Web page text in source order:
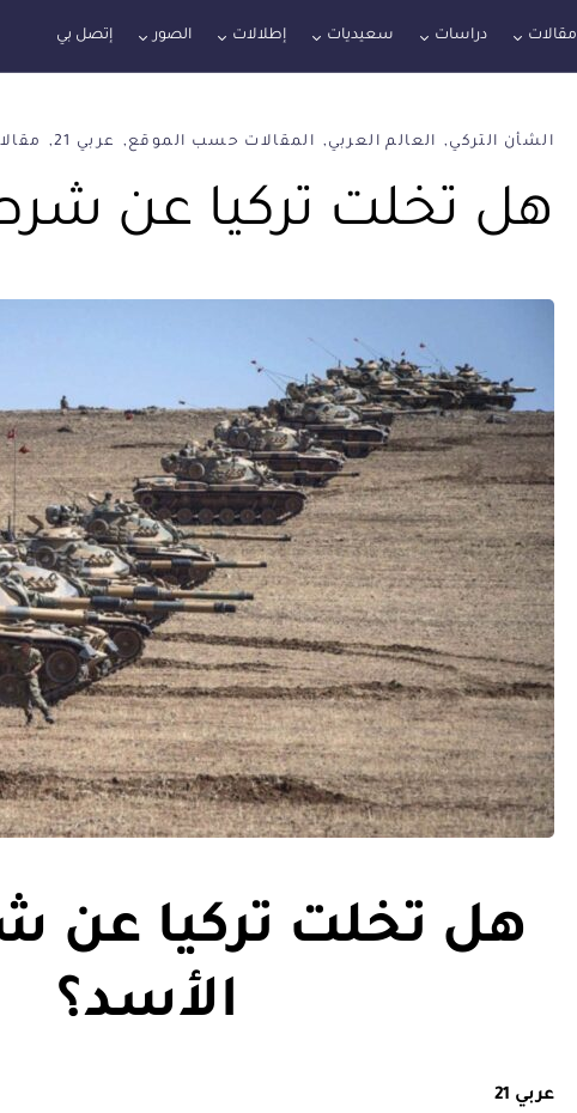
مقالات دراسات سعيديات إطلالات الصور إتصل بي
الشأن التركي العالم العربي المقالات حسب الموقع عربي 21
هل تخلت تركيا عن
هل تخلت تركيا عن
الأسد؟
عربي 21